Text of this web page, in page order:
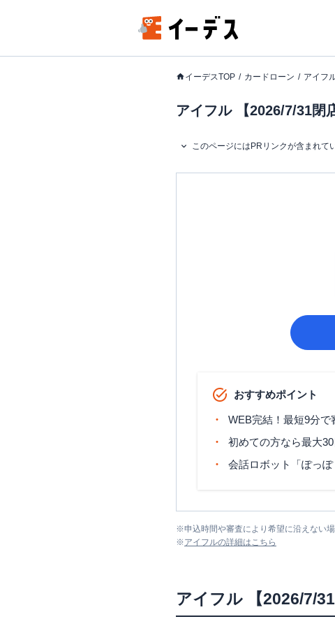
イーデスTOP カードローン アイフ
アイフル 【2026/7/31閉
このページにはPRリンクが含まれて
おすすめポイント
WEB完結！最短9分
初めての方なら最大30
会話ロボット「ぽっ
※申込時間や審査により希望に沿えない場
※アイフルの詳細はこちら
アイフル 【2026/7/